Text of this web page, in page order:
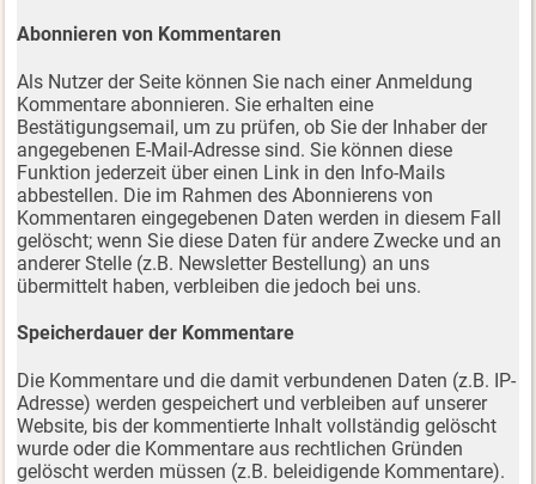
Abonnieren von Kommentaren
Als Nutzer der Seite können Sie nach einer Anmeldung
Kommentare abonnieren. Sie erhalten eine
Bestätigungsemail, um zu prüfen, ob Sie der Inhaber der
angegebenen E-Mail-Adresse sind. Sie können diese
Funktion jederzeit über einen Link in den Info-Mails
abbestellen. Die im Rahmen des Abonnierens von
Kommentaren eingegebenen Daten werden in diesem Fall
gelöscht; wenn Sie diese Daten für andere Zwecke und an
anderer Stelle (z.B. Newsletter Bestellung) an uns
übermittelt haben, verbleiben die jedoch bei uns.
Speicherdauer der Kommentare
Die Kommentare und die damit verbundenen Daten (z.B. IP-
Adresse) werden gespeichert und verbleiben auf unserer
Website, bis der kommentierte Inhalt vollständig gelöscht
wurde oder die Kommentare aus rechtlichen Gründen
gelöscht werden müssen (z.B. beleidigende Kommentare).